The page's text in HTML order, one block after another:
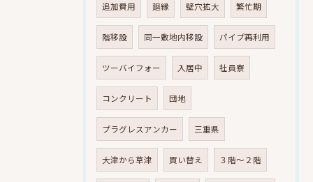
追加費用 廻縁 壁穴拡大 繁忙期
階移設 同一敷地内移設 パイプ再利用
ツーバイフォー 入居中 社員寮
コンクリート 団地
プラグレスアンカー 三重県
大津から草津 買い替え ３階～２階